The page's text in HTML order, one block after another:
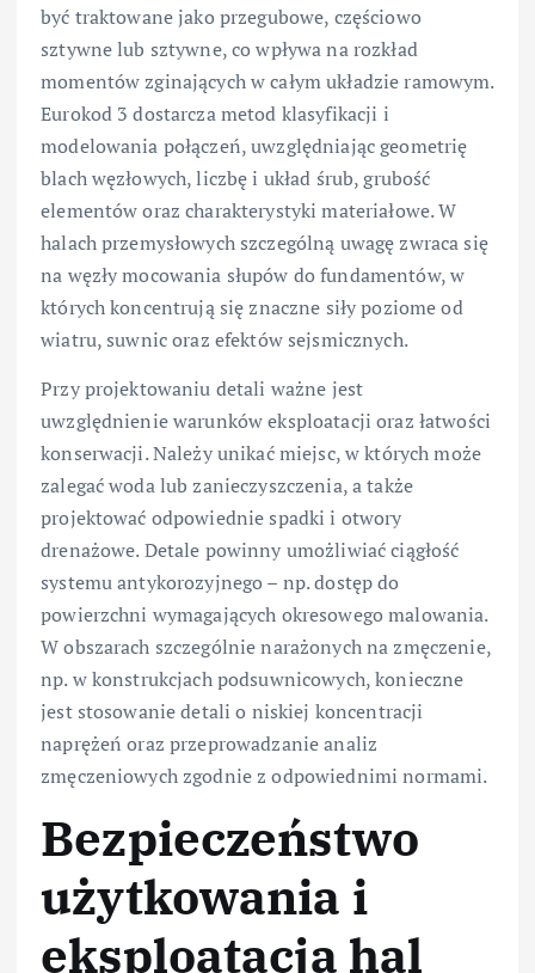
być traktowane jako przegubowe, częściowo
sztywne lub sztywne, co wpływa na rozkład
momentów zginających w całym układzie ramowym.
Eurokod 3 dostarcza metod klasyfikacji i
modelowania połączeń, uwzględniając geometrię
blach węzłowych, liczbę i układ śrub, grubość
elementów oraz charakterystyki materiałowe. W
halach przemysłowych szczególną uwagę zwraca się
na węzły mocowania słupów do fundamentów, w
których koncentrują się znaczne siły poziome od
wiatru, suwnic oraz efektów sejsmicznych.
Przy projektowaniu detali ważne jest
uwzględnienie warunków eksploatacji oraz łatwości
konserwacji. Należy unikać miejsc, w których może
zalegać woda lub zanieczyszczenia, a także
projektować odpowiednie spadki i otwory
drenażowe. Detale powinny umożliwiać ciągłość
systemu antykorozyjnego – np. dostęp do
powierzchni wymagających okresowego malowania.
W obszarach szczególnie narażonych na zmęczenie,
np. w konstrukcjach podsuwnicowych, konieczne
jest stosowanie detali o niskiej koncentracji
naprężeń oraz przeprowadzanie analiz
zmęczeniowych zgodnie z odpowiednimi normami.
Bezpieczeństwo
użytkowania i
eksploatacja hal